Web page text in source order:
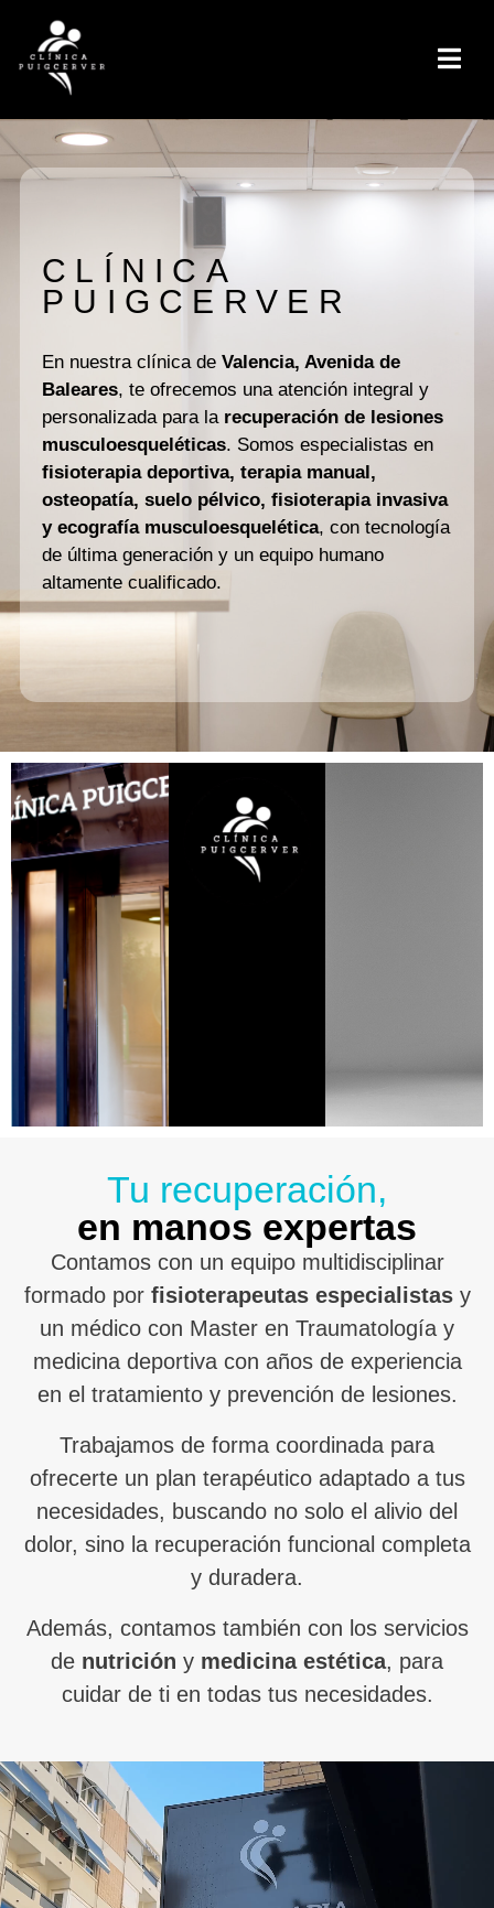
CLÍNICA
PUIGCERVER
En nuestra clínica de Valencia, Avenida de
Baleares, te ofrecemos una atención integral y
personalizada para la recuperación de lesiones
musculoesqueléticas. Somos especialistas en
fisioterapia deportiva, terapia manual,
osteopatía, suelo pélvico, fisioterapia invasiva
y ecografía musculoesquelética, con tecnología
de última generación y un equipo humano
altamente cualificado.
Tu recuperación,
en manos expertas
Contamos con un equipo multidisciplinar
formado por fisioterapeutas especialistasy
un médico con Master en Traumatología y
medicina deportiva con años de experiencia
en el tratamiento y prevención de lesiones.
Trabajamos de forma coordinada para
ofrecerte un plan terapéutico adaptado a tus
necesidades, buscando no solo el alivio del
dolor, sino la recuperación funcional completa
y duradera.
Además, contamos también con los servicios
de nutrición y medicina estética, para
cuidar de ti en todas tus necesidades.